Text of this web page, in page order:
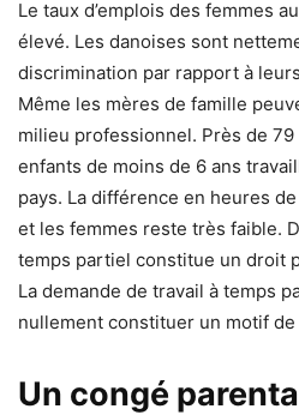
Le taux d’emplois des femmes
élevé. Les danoises sont
discrimination par rapport à
Même les mères de famille
milieu professionnel. Près de 79
enfants de moins de 6 ans
pays. La différence en heures
et les femmes reste très faible.
temps partiel constitue un droit
La demande de travail à temps
nullement constituer un motif
Un congé